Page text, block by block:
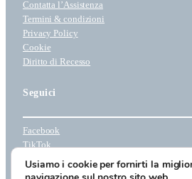
Contatta l’Assistenza
Termini & condizioni
Privacy Policy
Cookie
Diritto di Recesso
Seguici
Facebook
TikTok
Instagram
Youtube
Usiamo i cookie per fornirti la